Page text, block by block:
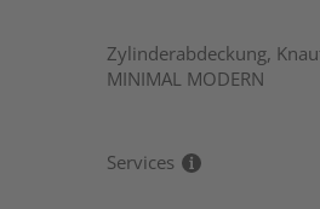
Zylinderabdeckung,
MINIMAL MODERN
Services